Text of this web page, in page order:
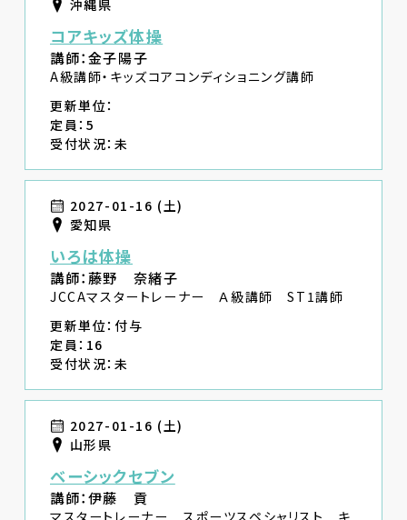
沖縄県
コアキッズ体操
講師：金子陽子
A級講師・キッズコアコンディショニング講師
更新単位：
定員：5
受付状況：未
2027-01-16 (土)
愛知県
いろは体操
講師：藤野 奈緒子
JCCAマスタートレーナー Ａ級講師 ST1講師
更新単位：付与
定員：16
受付状況：未
2027-01-16 (土)
山形県
ベーシックセブン
講師：伊藤 貢